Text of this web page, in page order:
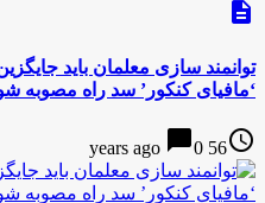
description
توانمند سازی معلمان باید
‘مافیای کنکور’ سد راه مصوبه
access_time
56 years ago
chat_bubble0